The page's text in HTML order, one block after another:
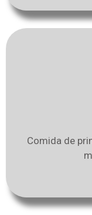
Comida de